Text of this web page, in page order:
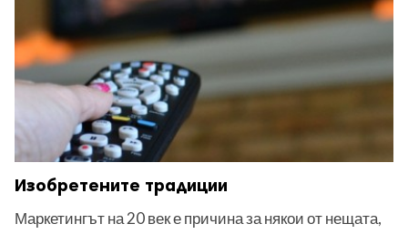
Изобретените традиции
Маркетингът на 20 век е причина за някои от нещата,